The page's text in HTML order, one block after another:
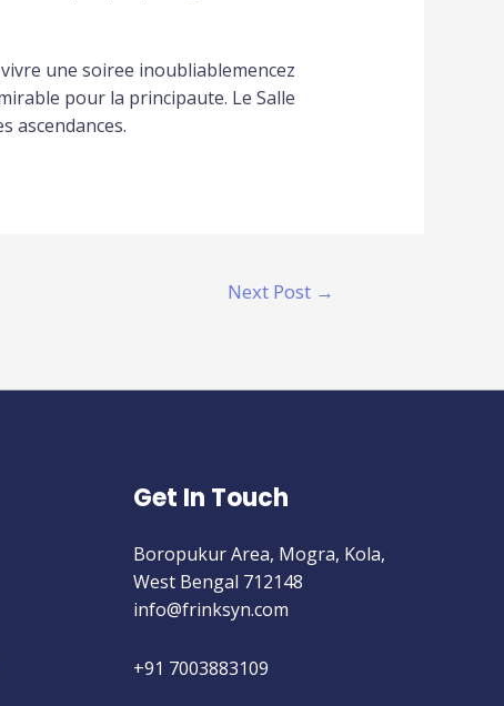
une soiree inoubliablemencez
pour la principaute. Le Salle
ascendances.
Next Post →
Get In Touch
Boropukur Area, Mogra, Kola,
West Bengal 712148
info@frinksyn.com
+91 7003883109